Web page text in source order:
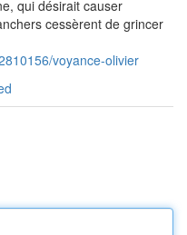
qui désirait causer
cessèrent de grincer
voyance-olivier